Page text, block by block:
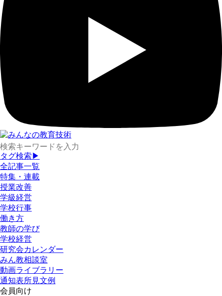
タグ検索▶
全記事一覧
特集・連載
授業改善
学級経営
学校行事
働き方
教師の学び
学校経営
研究会カレンダー
みん教相談室
動画ライブラリー
通知表所見文例
会員向け